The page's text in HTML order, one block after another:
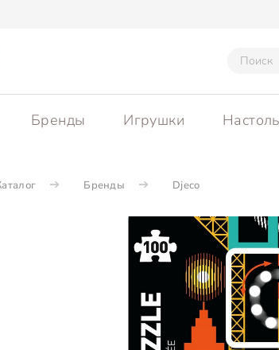
Бренды Игрушки
Бренды Djeco